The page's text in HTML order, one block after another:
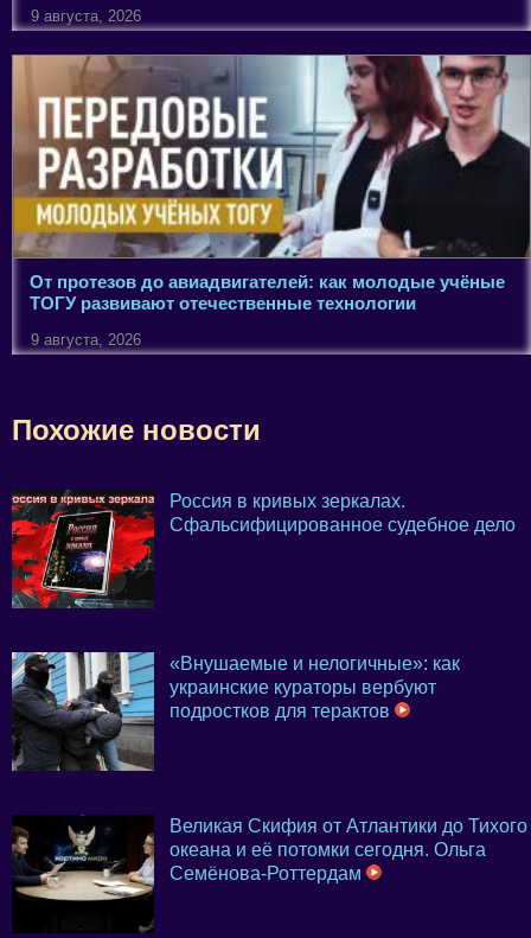
9 августа, 2026
От протезов до авиадвигателей: как молодые учёные
ТОГУ развивают отечественные технологии
9 августа, 2026
Похожие новости
Россия в кривых зеркалах.
Сфальсифицированное судебное дело
«Внушаемые и нелогичные»: как
украинские кураторы вербуют
подростков для терактов
Великая Скифия от Атлантики до Тихого
океана и её потомки сегодня. Ольга
Семёнова-Роттердам